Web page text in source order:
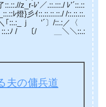
’／.::.:::./ ﾚ
ｲ::.::.::.::./ /
‘´〕/::.:／〈 〈
/ ＿＼＼
夫の傭兵道